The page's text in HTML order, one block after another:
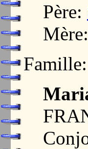
Père:
Mère:
Famille: